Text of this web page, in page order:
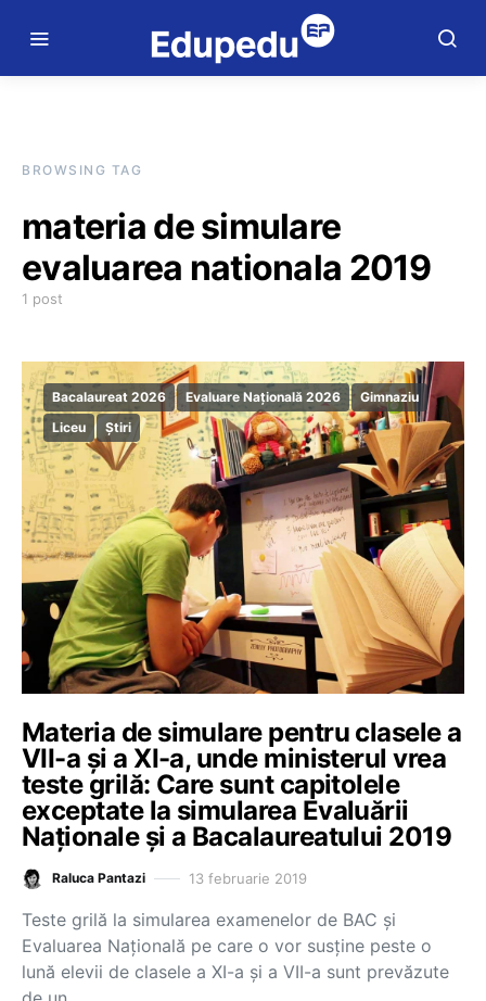
BROWSING TAG
materia de simulare
evaluarea nationala 2019
1 post
Bacalaureat 2026 Evaluare Națională 2026
Gimnaziu
Liceu
Știri
Materia de simulare pentru clasele a
VII-a și a XI-a, unde ministerul vrea
teste grilă: Care sunt capitolele
exceptate la simularea Evaluării
Naționale și a Bacalaureatului 2019
Raluca Pantazi 13 februarie 2019
Teste grilă la simularea examenelor de BAC și
Evaluarea Națională pe care o vor susține peste o
lună elevii de clasele a XI-a și a VII-a sunt prevăzute